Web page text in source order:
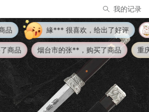
我的记录
品
好评 1人正在围观
重庆市的A**涛，购买了商品
东莞市的1**0